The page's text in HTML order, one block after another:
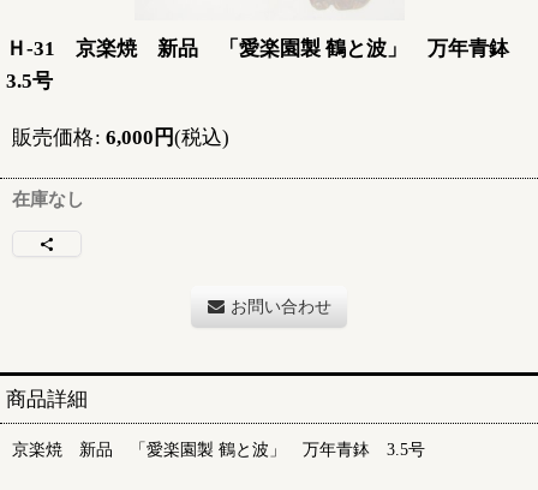
Ｈ-31 京楽焼 新品 「愛楽園製 鶴と波」 万年青鉢
3.5号
販売価格: 6,000 円(税込)
在庫なし
お問い合わせ
商品詳細
京楽焼 新品 「愛楽園製 鶴と波」 万年青鉢 3.5号